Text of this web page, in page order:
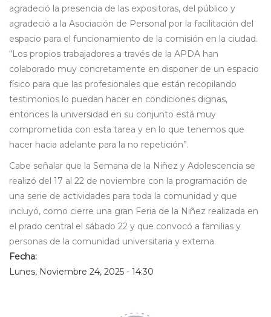
agradeció la presencia de las expositoras, del público y
agradeció a la Asociación de Personal por la facilitación del
espacio para el funcionamiento de la comisión en la ciudad.
“Los propios trabajadores a través de la APDA han
colaborado muy concretamente en disponer de un espacio
físico para que las profesionales que están recopilando
testimonios lo puedan hacer en condiciones dignas,
entonces la universidad en su conjunto está muy
comprometida con esta tarea y en lo que tenemos que
hacer hacia adelante para la no repetición”.
Cabe señalar que la Semana de la Niñez y Adolescencia se
realizó del 17 al 22 de noviembre con la programación de
una serie de actividades para toda la comunidad y que
incluyó, como cierre una gran Feria de la Niñez realizada en
el prado central el sábado 22 y que convocó a familias y
personas de la comunidad universitaria y externa.
Fecha:
Lunes, Noviembre 24, 2025 - 14:30